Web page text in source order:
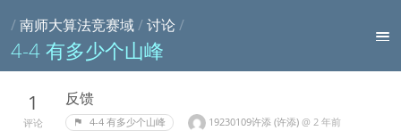
/南师大算法竞赛域/讨论 /
4-4 有多少个山峰
1
评论
反馈
4-4 有多少个山峰 19230109许添 (许添) @ 2 年前